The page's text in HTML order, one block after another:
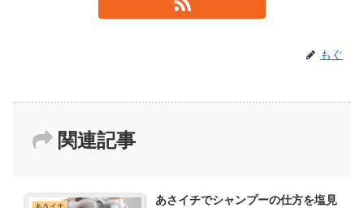
もぐ
関連記事
あさイチでシャンプーの仕方を塩見